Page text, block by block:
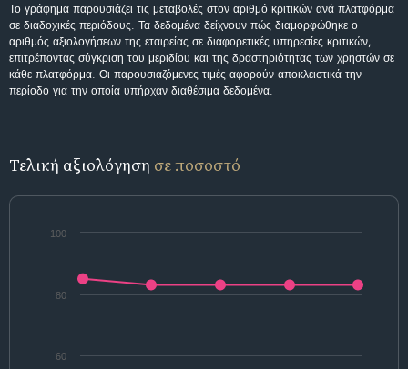
Το γράφημα παρουσιάζει τις μεταβολές στον αριθμό κριτικών ανά πλατφόρμα
σε διαδοχικές περιόδους. Τα δεδομένα δείχνουν πώς διαμορφώθηκε ο
αριθμός αξιολογήσεων της εταιρείας σε διαφορετικές υπηρεσίες κριτικών,
επιτρέποντας σύγκριση του μεριδίου και της δραστηριότητας των χρηστών σε
κάθε πλατφόρμα. Οι παρουσιαζόμενες τιμές αφορούν αποκλειστικά την
περίοδο για την οποία υπήρχαν διαθέσιμα δεδομένα.
Τελική αξιολόγηση σε ποσοστό
60
80
100